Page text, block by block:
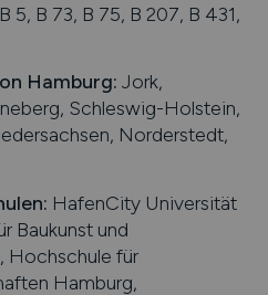
5, B 73, B 75, B 207, B 431,
Hamburg: Jork,
Schleswig-Holstein,
Norderstedt,
HafenCity Universität
Baukunst und
Hochschule für
Hamburg,